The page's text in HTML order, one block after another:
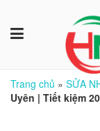
Trang chủ » SỬA
Uyên | Tiết kiệm